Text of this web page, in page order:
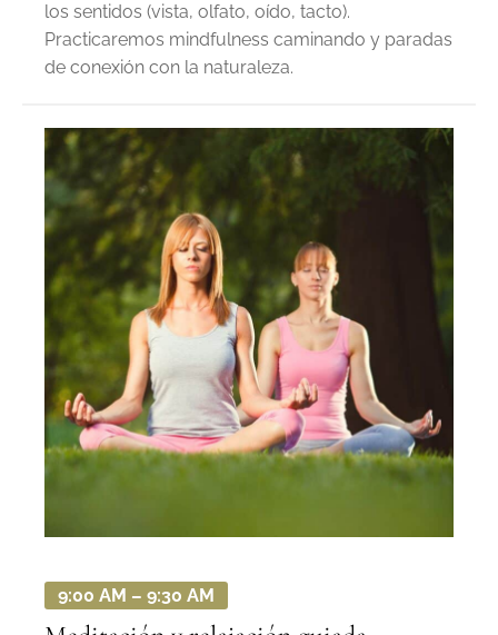
los sentidos (vista, olfato, oído, tacto).
Practicaremos mindfulness caminando y paradas
de conexión con la naturaleza.
9:00 AM – 9:30 AM